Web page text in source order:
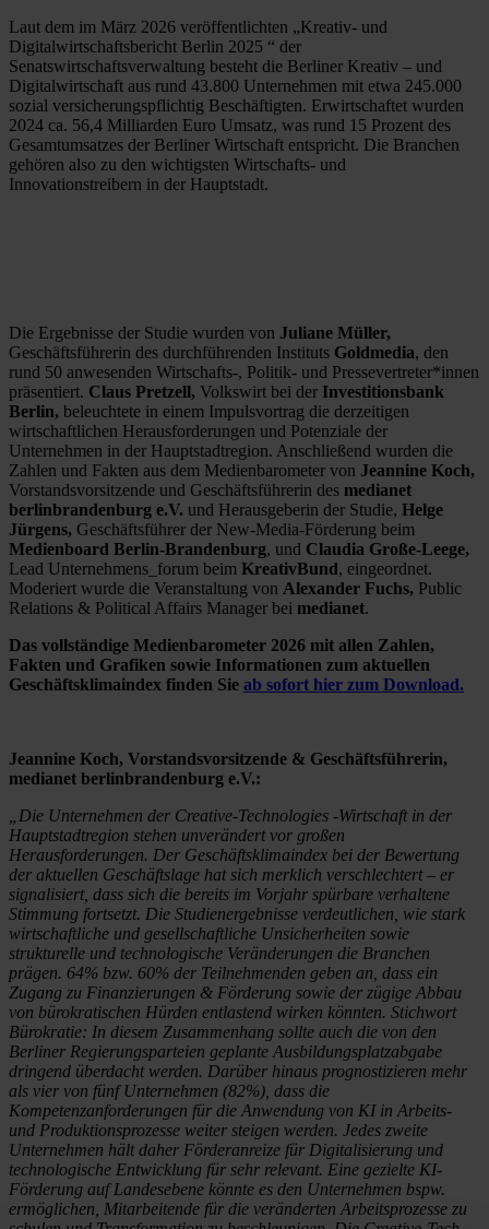
Laut dem im März 2026 veröffentlichten „Kreativ- und
Digitalwirtschaftsbericht Berlin 2025 “ der
Senatswirtschaftsverwaltung besteht die Berliner Kreativ – und
Digitalwirtschaft aus rund 43.800 Unternehmen mit etwa 245.000
sozial versicherungspflichtig Beschäftigten. Erwirtschaftet wurden
2024 ca. 56,4 Milliarden Euro Umsatz, was rund 15 Prozent des
Gesamtumsatzes der Berliner Wirtschaft entspricht. Die Branchen
gehören also zu den wichtigsten Wirtschafts- und
Innovationstreibern in der Hauptstadt.
Die Ergebnisse der Studie wurden von Juliane Müller,
Geschäftsführerin des durchführenden Instituts Goldmedia, den
rund 50 anwesenden Wirtschafts-, Politik- und Pressevertreter*innen
präsentiert. Claus Pretzell, Volkswirt bei der Investitionsbank
Berlin, beleuchtete in einem Impulsvortrag die derzeitigen
wirtschaftlichen Herausforderungen und Potenziale der
Unternehmen in der Hauptstadtregion. Anschließend wurden die
Zahlen und Fakten aus dem Medienbarometer von Jeannine Koch,
Vorstandsvorsitzende und Geschäftsführerin des medianet
berlinbrandenburg e.V. und Herausgeberin der Studie, Helge
Jürgens, Geschäftsführer der New-Media-Förderung beim
Medienboard Berlin-Brandenburg, und Claudia Große-Leege,
Lead Unternehmens_forum beim KreativBund, eingeordnet.
Moderiert wurde die Veranstaltung von Alexander Fuchs, Public
Relations & Political Affairs Manager bei medianet.
Das vollständige Medienbarometer 2026 mit allen Zahlen,
Fakten und Grafiken sowie Informationen zum aktuellen
Geschäftsklimaindex finden Sie ab sofort hier zum Download.
Jeannine Koch, Vorstandsvorsitzende & Geschäftsführerin,
medianet berlinbrandenburg e.V.:
„Die Unternehmen der Creative-Technologies -Wirtschaft in der
Hauptstadtregion stehen unverändert vor großen
Herausforderungen. Der Geschäftsklimaindex bei der Bewertung
der aktuellen Geschäftslage hat sich merklich verschlechtert – er
signalisiert, dass sich die bereits im Vorjahr spürbare verhaltene
Stimmung fortsetzt. Die Studienergebnisse verdeutlichen, wie stark
wirtschaftliche und gesellschaftliche Unsicherheiten sowie
strukturelle und technologische Veränderungen die Branchen
prägen. 64% bzw. 60% der Teilnehmenden geben an, dass ein
Zugang zu Finanzierungen & Förderung sowie der zügige Abbau
von bürokratischen Hürden entlastend wirken könnten. Stichwort
Bürokratie: In diesem Zusammenhang sollte auch die von den
Berliner Regierungsparteien geplante Ausbildungsplatzabgabe
dringend überdacht werden. Darüber hinaus prognostizieren mehr
als vier von fünf Unternehmen (82%), dass die
Kompetenzanforderungen für die Anwendung von KI in Arbeits-
und Produktionsprozesse weiter steigen werden. Jedes zweite
Unternehmen hält daher Förderanreize für Digitalisierung und
technologische Entwicklung für sehr relevant. Eine gezielte KI-
Förderung auf Landesebene könnte es den Unternehmen bspw.
ermöglichen, Mitarbeitende für die veränderten Arbeitsprozesse zu